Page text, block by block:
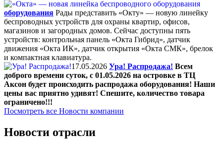
оборудования Рады представить «Окту» — новую линейку
беспроводных устройств для охраны квартир, офисов,
магазинов и загородных домов. Сейчас доступны пять
устройств: контрольная панель «Окта Гибрид», датчик
движения «Окта ИК», датчик открытия «Окта СМК», брелок
и компактная клавиатура.
17.05.2026 Ура! Распродажа! Всем
доброго времени суток, с 01.05.2026 на островке в ТЦ
Аксон будет происходить распродажа оборудования! Наши
цены вас приятно удивят! Спешите, количество товара
ограничено!!!
Посмотреть все Новости компании
Новости отрасли